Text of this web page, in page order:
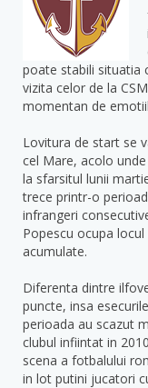
poate stabili situatia
vizita celor de la
momentan de
Lovitura de start se
cel Mare, acolo
la sfarsitul lunii
trece printr-o
infrangeri
Popescu ocupa
acumulate.
Diferenta dintre
puncte, insa
perioada au scazut
clubul infiintat in
scena a fotbalului
in lot putini jucatori